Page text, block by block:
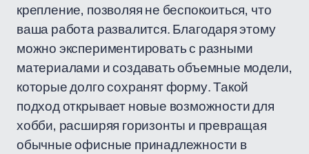
крепление, позволяя не беспокоиться, что
ваша работа развалится. Благодаря этому
можно экспериментировать с разными
материалами и создавать объемные модели,
которые долго сохранят форму. Такой
подход открывает новые возможности для
хобби, расширяя горизонты и превращая
обычные офисные принадлежности в